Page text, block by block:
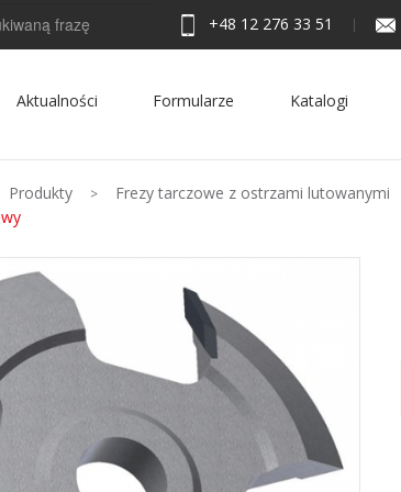
+48 12 276 33 51
Aktualności Formularze Katalogi
Produkty Frezy tarczowe z ostrzami lutowanymi